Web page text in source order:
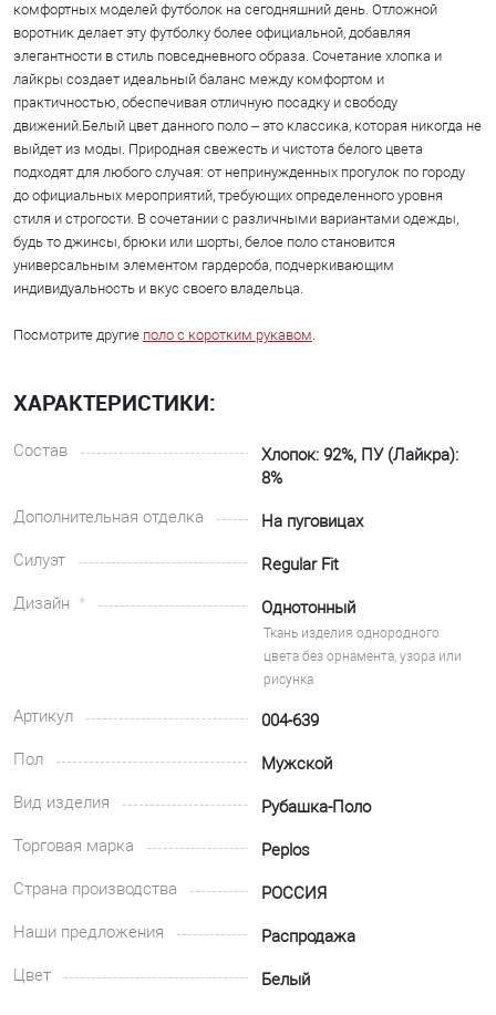
комфортных моделей футболок на сегодняшний день. Отложной
воротник делает эту футболку более официальной, добавляя
элегантности в стиль повседневного образа. Сочетание хлопка и
лайкры создает идеальный баланс между комфортом и
практичностью, обеспечивая отличную посадку и свободу
движений.Белый цвет данного поло – это классика, которая никогда не
выйдет из моды. Природная свежесть и чистота белого цвета
подходят для любого случая: от непринужденных прогулок по городу
до официальных мероприятий, требующих определенного уровня
стиля и строгости. В сочетании с различными вариантами одежды,
будь то джинсы, брюки или шорты, белое поло становится
универсальным элементом гардероба, подчеркивающим
индивидуальность и вкус своего владельца.
Посмотрите другие поло с коротким рукавом.
ХАРАКТЕРИСТИКИ:
Состав
Хлопок: 92%, ПУ (Лайкра):
8%
Дополнительная отделка
На пуговицах
Силуэт
Regular Fit
Дизайн
Однотонный
Ткань изделия однородного
цвета без орнамента, узора или
рисунка
Артикул
004-639
Пол
Мужской
Вид изделия
Рубашка-Поло
Торговая марка
Peplos
Страна производства
РОССИЯ
Наши предложения
Распродажа
Цвет
Белый